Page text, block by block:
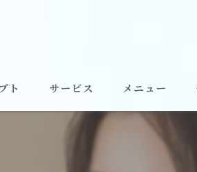
ト サービス メニュー